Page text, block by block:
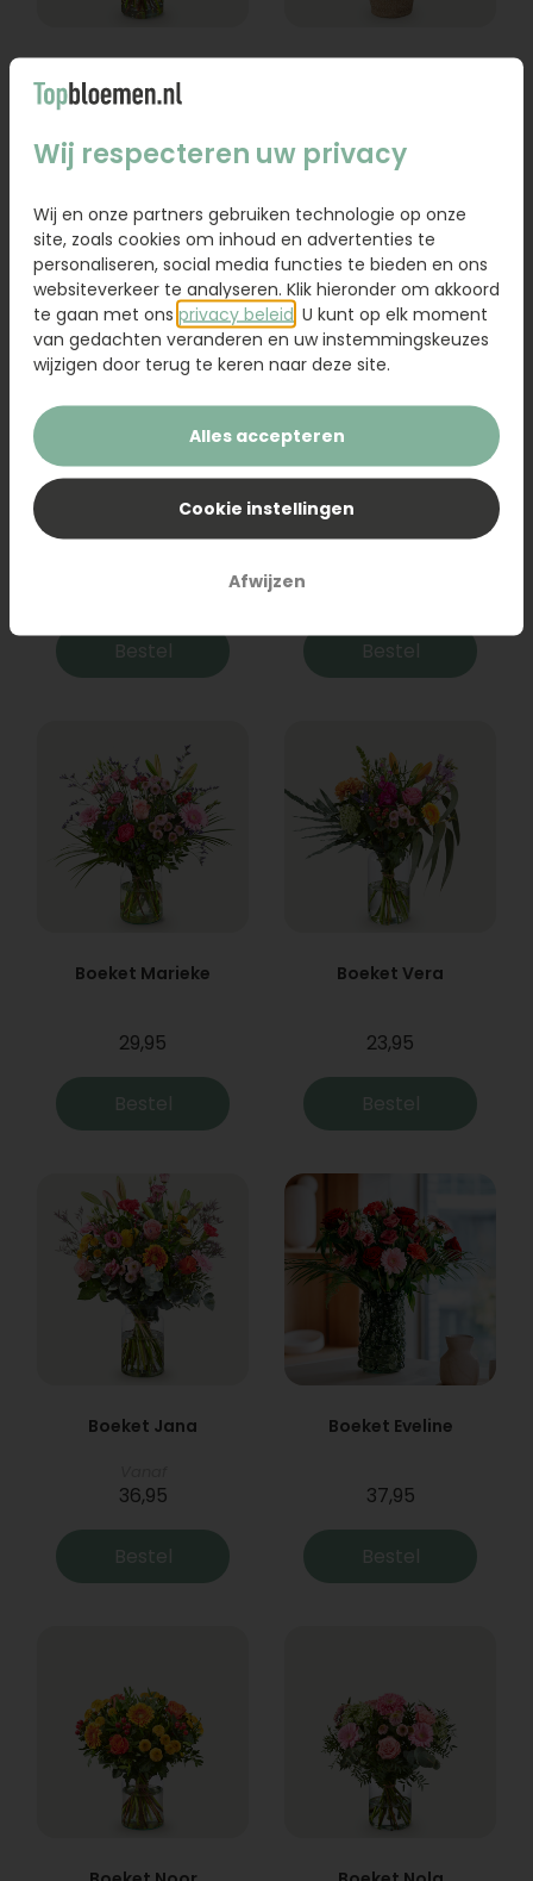
Boeket Raya
Bestel
Sanseveria
Bestel
Boeket Marieke
29,95
Bestel
Boeket Vera
23,95
Bestel
Boeket Jana
36,95
Bestel
Boeket Eveline
37,95
Bestel
Wij respecteren uw privacy
Wij en onze partners gebruiken technologie op onze
site, zoals cookies om inhoud en advertenties te
personaliseren, social media functies te bieden en ons
websiteverkeer te analyseren. Klik hieronder om akkoord
te gaan met ons privacy beleid . U kunt op elk moment
van gedachten veranderen en uw instemmingskeuzes
wijzigen door terug te keren naar deze site.
Alles accepteren
Cookie instellingen
Afwijzen